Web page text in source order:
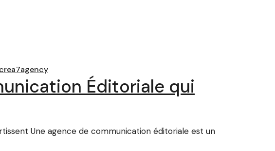
crea7agency
Éditoriale qui
Une agence de communication éditoriale est un